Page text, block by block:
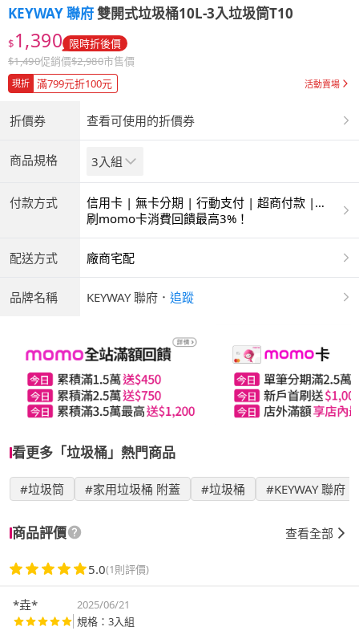
KEYWAY 聯府雙開式垃圾桶10L-3入垃圾筒T10
$1,390 限時折後價
$1,490促銷價$2,980市售價
現折 滿799元折100元 活動賣場
折價券 查看可使用的折價券
商品規格 3入組
付款方式
信用卡 | 無卡分期 | 行動支付 | 超商付款 |
ATM | 銀聯卡
刷momo卡消費回饋最高3%！
配送方式 廠商宅配
品牌名稱 KEYWAY 聯府 ． 追蹤
看更多「垃圾桶」熱門商品
#垃圾筒 #家用垃圾桶 附蓋 #垃圾桶 #KEYWAY 聯府
商品評價 查看全部
5.0(1則評價)
*垚*
2025/06/21
規格：3入組